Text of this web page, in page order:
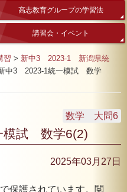
高志教育グループの学習法
講習会・イベント
習 > 新中3 2023-1 新潟県統
中3 2023-1統一模試 数学
数学 大問6
模試 数学6(2)
2025年03月27日
保護されています。閲